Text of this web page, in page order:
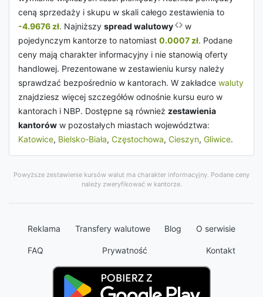
ceną sprzedaży i skupu w skali całego zestawienia to
-4.9676 zł. Najniższy spread walutowy
w
pojedynczym kantorze to natomiast 0.0007 zł. Podane
ceny mają charakter informacyjny i nie stanowią oferty
handlowej. Prezentowane w zestawieniu kursy należy
sprawdzać bezpośrednio w kantorach. W zakładce waluty
znajdziesz więcej szczegółów odnośnie kursu euro w
kantorach i NBP. Dostępne są również zestawienia
kantorów w pozostałych miastach województwa:
Katowice, Bielsko-Biała, Częstochowa, Cieszyn, Gliwice.
Powyższe zestawienie kursów walut ma charakter informacyjny. Podane ceny
należy zweryfikować w kantorze.
Reklama Transfery walutowe Blog O serwisie
FAQ Prywatność Kontakt